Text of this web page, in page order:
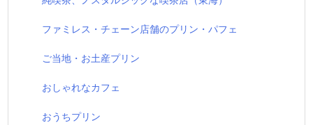
ファミレス・チェーン店舗のプリン・パフェ
ご当地・お土産プリン
おしゃれなカフェ
おうちプリン